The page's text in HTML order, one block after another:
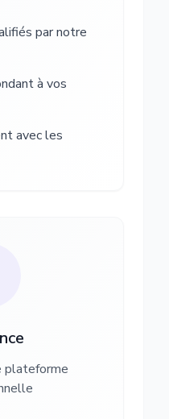
par notre
à vos
avec les
plateforme